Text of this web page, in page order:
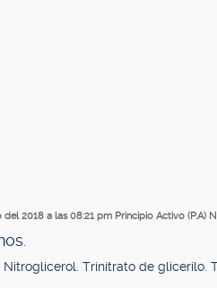
del 2018 a las 08:21 pm Principio Activo (P.A)
Nitroglicerol. Trinitrato de glicerilo.